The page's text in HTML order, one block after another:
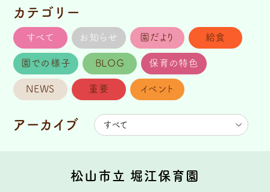
カテゴリー
すべて お知らせ 園だより 給食
園での様子 BLOG 保育の特色
NEWS 重要 イベント
アーカイブ
松山市立 堀江保育園